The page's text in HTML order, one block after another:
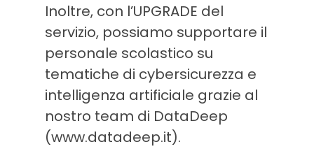
Inoltre, con l’UPGRADE del
servizio, possiamo supportare il
personale scolastico su
tematiche di cybersicurezza e
intelligenza artificiale grazie al
nostro team di DataDeep
(www.datadeep.it).